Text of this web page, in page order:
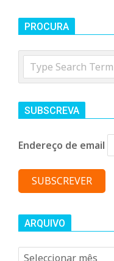
n
d
e
PROCURA
Search
SUBSCREVA
Endereço de email
ARQUIVO
Arquivo